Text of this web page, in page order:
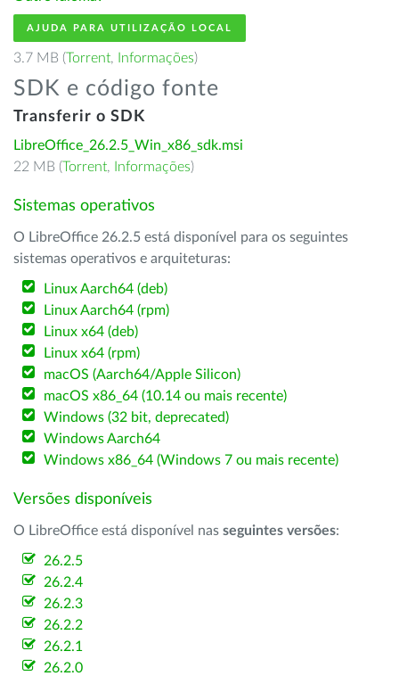
AJUDA PARA UTILIZAÇÃO LOCAL
3.7 MB (Torrent, Informações)
SDK e código fonte
Transferir o SDK
LibreOffice_26.2.5_Win_x86_sdk.msi
22 MB (Torrent, Informações)
Sistemas operativos
O LibreOffice 26.2.5 está disponível para os seguintes
sistemas operativos e arquiteturas:
Linux Aarch64 (deb)
Linux Aarch64 (rpm)
Linux x64 (deb)
Linux x64 (rpm)
macOS (Aarch64/Apple Silicon)
macOS x86_64 (10.14 ou mais recente)
Windows (32 bit, deprecated)
Windows Aarch64
Windows x86_64 (Windows 7 ou mais recente)
Versões disponíveis
O LibreOffice está disponível nas seguintes versões:
26.2.5
26.2.4
26.2.3
26.2.2
26.2.1
26.2.0